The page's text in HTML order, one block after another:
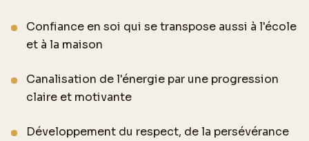
Confiance en soi qui se transpose aussi à l'école
et à la maison
Canalisation de l'énergie par une progression
claire et motivante
Développement du respect, de la persévérance